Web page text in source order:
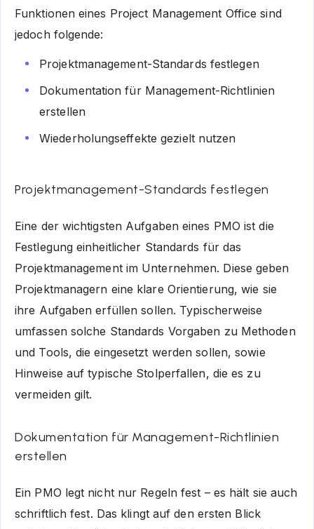
Funktionen eines Project Management Office sind
jedoch folgende:
Projektmanagement-Standards festlegen
Dokumentation für Management-Richtlinien
erstellen
Wiederholungseffekte gezielt nutzen
Projektmanagement-Standards festlegen
Eine der wichtigsten Aufgaben eines PMO ist die
Festlegung einheitlicher Standards für das
Projektmanagement im Unternehmen. Diese geben
Projektmanagern eine klare Orientierung, wie sie
ihre Aufgaben erfüllen sollen. Typischerweise
umfassen solche Standards Vorgaben zu Methoden
und Tools, die eingesetzt werden sollen, sowie
Hinweise auf typische Stolperfallen, die es zu
vermeiden gilt.
Dokumentation für Management-Richtlinien
erstellen
Ein PMO legt nicht nur Regeln fest – es hält sie auch
schriftlich fest. Das klingt auf den ersten Blick